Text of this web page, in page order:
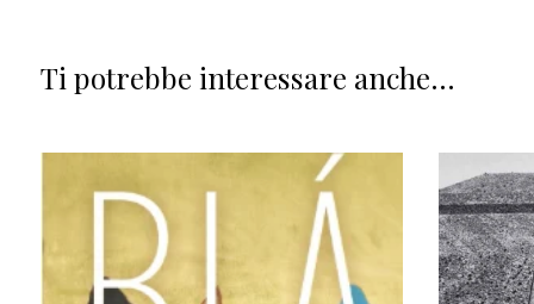
Ti potrebbe interessare anche...